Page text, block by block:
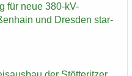
für neue 380-​kV-
und Dres­den star­